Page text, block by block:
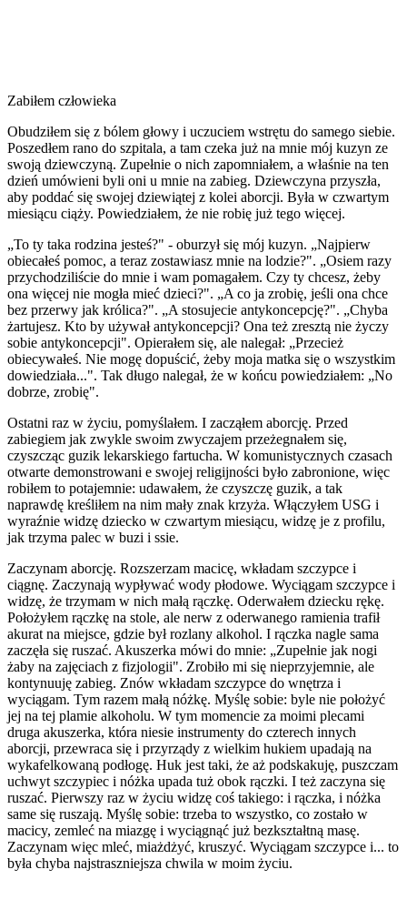
Zabiłem człowieka
Obudziłem się z bólem głowy i uczuciem wstrętu do samego siebie.
Poszedłem rano do szpitala, a tam czeka już na mnie mój kuzyn ze
swoją dziewczyną. Zupełnie o nich zapomniałem, a właśnie na ten
dzień umówieni byli oni u mnie na zabieg. Dziewczyna przyszła,
aby poddać się swojej dziewiątej z kolei aborcji. Była w czwartym
miesiącu ciąży. Powiedziałem, że nie robię już tego więcej.
„To ty taka rodzina jesteś?" - oburzył się mój kuzyn. „Najpierw
obiecałeś pomoc, a teraz zostawiasz mnie na lodzie?". „Osiem razy
przychodziliście do mnie i wam pomagałem. Czy ty chcesz, żeby
ona więcej nie mogła mieć dzieci?". „A co ja zrobię, jeśli ona chce
bez przerwy jak królica?". „A stosujecie antykoncepcję?". „Chyba
żartujesz. Kto by używał antykoncepcji? Ona też zresztą nie życzy
sobie antykoncepcji". Opierałem się, ale nalegał: „Przecież
obiecywałeś. Nie mogę dopuścić, żeby moja matka się o wszystkim
dowiedziała...". Tak długo nalegał, że w końcu powiedziałem: „No
dobrze, zrobię".
Ostatni raz w życiu, pomyślałem. I zacząłem aborcję. Przed
zabiegiem jak zwykle swoim zwyczajem przeżegnałem się,
czyszcząc guzik lekarskiego fartucha. W komunistycznych czasach
otwarte demonstrowani e swojej religijności było zabronione, więc
robiłem to potajemnie: udawałem, że czyszczę guzik, a tak
naprawdę kreśliłem na nim mały znak krzyża. Włączyłem USG i
wyraźnie widzę dziecko w czwartym miesiącu, widzę je z profilu,
jak trzyma palec w buzi i ssie.
Zaczynam aborcję. Rozszerzam macicę, wkładam szczypce i
ciągnę. Zaczynają wypływać wody płodowe. Wyciągam szczypce i
widzę, że trzymam w nich małą rączkę. Oderwałem dziecku rękę.
Położyłem rączkę na stole, ale nerw z oderwanego ramienia trafił
akurat na miejsce, gdzie był rozlany alkohol. I rączka nagle sama
zaczęła się ruszać. Akuszerka mówi do mnie: „Zupełnie jak nogi
żaby na zajęciach z fizjologii". Zrobiło mi się nieprzyjemnie, ale
kontynuuję zabieg. Znów wkładam szczypce do wnętrza i
wyciągam. Tym razem małą nóżkę. Myślę sobie: byle nie położyć
jej na tej plamie alkoholu. W tym momencie za moimi plecami
druga akuszerka, która niesie instrumenty do czterech innych
aborcji, przewraca się i przyrządy z wielkim hukiem upadają na
wykafelkowaną podłogę. Huk jest taki, że aż podskakuję, puszczam
uchwyt szczypiec i nóżka upada tuż obok rączki. I też zaczyna się
ruszać. Pierwszy raz w życiu widzę coś takiego: i rączka, i nóżka
same się ruszają. Myślę sobie: trzeba to wszystko, co zostało w
macicy, zemleć na miazgę i wyciągnąć już bezkształtną masę.
Zaczynam więc mleć, miażdżyć, kruszyć. Wyciągam szczypce i... to
była chyba najstraszniejsza chwila w moim życiu.